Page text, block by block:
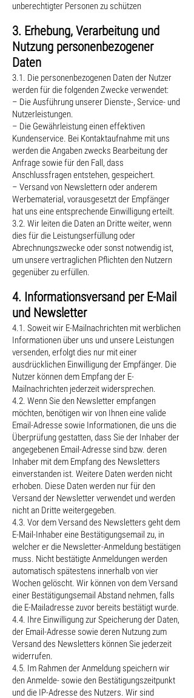
unberechtigter Personen zu schützen
3. Erhebung, Verarbeitung und
Nutzung personenbezogener
Daten
3.1. Die personenbezogenen Daten der Nutzer
werden für die folgenden Zwecke verwendet:
– Die Ausführung unserer Dienste-, Service- und
Nutzerleistungen.
– Die Gewährleistung einen effektiven
Kundenservice. Bei Kontaktaufnahme mit uns
werden die Angaben zwecks Bearbeitung der
Anfrage sowie für den Fall, dass
Anschlussfragen entstehen, gespeichert.
– Versand von Newslettern oder anderem
Werbematerial, vorausgesetzt der Empfänger
hat uns eine entsprechende Einwilligung erteilt.
3.2. Wir leiten die Daten an Dritte weiter, wenn
dies für die Leistungserfüllung oder
Abrechnungszwecke oder sonst notwendig ist,
um unsere vertraglichen Pflichten den Nutzern
gegenüber zu erfüllen.
4. Informationsversand per E-Mail
und Newsletter
4.1. Soweit wir E-Mailnachrichten mit werblichen
Informationen über uns und unsere Leistungen
versenden, erfolgt dies nur mit einer
ausdrücklichen Einwilligung der Empfänger. Die
Nutzer können dem Empfang der E-
Mailnachrichten jederzeit widersprechen.
4.2. Wenn Sie den Newsletter empfangen
möchten, benötigen wir von Ihnen eine valide
Email-Adresse sowie Informationen, die uns die
Überprüfung gestatten, dass Sie der Inhaber der
angegebenen Email-Adresse sind bzw. deren
Inhaber mit dem Empfang des Newsletters
einverstanden ist. Weitere Daten werden nicht
erhoben. Diese Daten werden nur für den
Versand der Newsletter verwendet und werden
nicht an Dritte weitergegeben.
4.3. Vor dem Versand des Newsletters geht dem
E-Mail-Inhaber eine Bestätigungsemail zu, in
welcher er die Newsletter-Anmeldung bestätigen
muss. Nicht bestätigte Anmeldungen werden
automatisch spätestens innerhalb von vier
Wochen gelöscht. Wir können von dem Versand
einer Bestätigungsemail Abstand nehmen, falls
die E-Mailadresse zuvor bereits bestätigt wurde.
4.4. Ihre Einwilligung zur Speicherung der Daten,
der Email-Adresse sowie deren Nutzung zum
Versand des Newsletters können Sie jederzeit
widerrufen.
4.5. Im Rahmen der Anmeldung speichern wir
den Anmelde- sowie den Bestätigungszeitpunkt
und die IP-Adresse des Nutzers. Wir sind